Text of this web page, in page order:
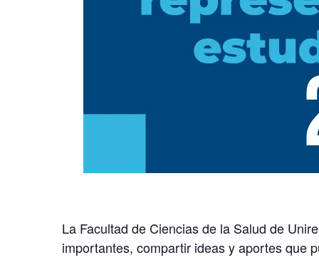
La Facultad de Ciencias de la Salud de
importantes, compartir ideas y aportes que